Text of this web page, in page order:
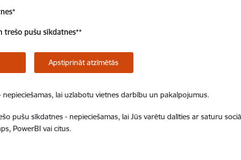
*
trešo pušu sīkdatnes**
Apstiprināt atzīmētās
nepieciešamas, lai uzlabotu vietnes darbību un pakalpojumus.
pušu sīkdatnes - nepieciešamas, lai Jūs varētu dalīties ar saturu
PowerBI vai citus.